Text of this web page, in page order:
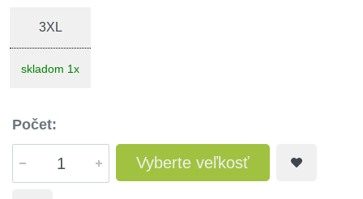
3XL
skladom 1x
Počet:
Vyberte veľkosť